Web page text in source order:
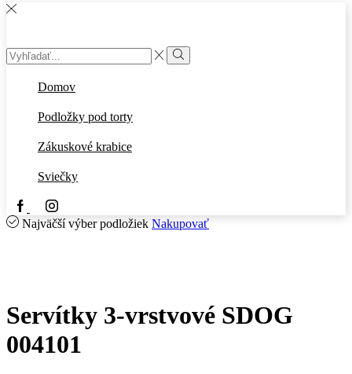
Search
input
Search
Domov
Podložky pod torty
Zákuskové krabice
Sviečky
FacebookInstagram
Najväčší výber podložiek Nakupovať
Servítky 3-vrstvové SDOG
004101